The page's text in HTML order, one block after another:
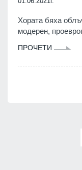
Хората бяха
модерен,
ПРОЧЕТИ